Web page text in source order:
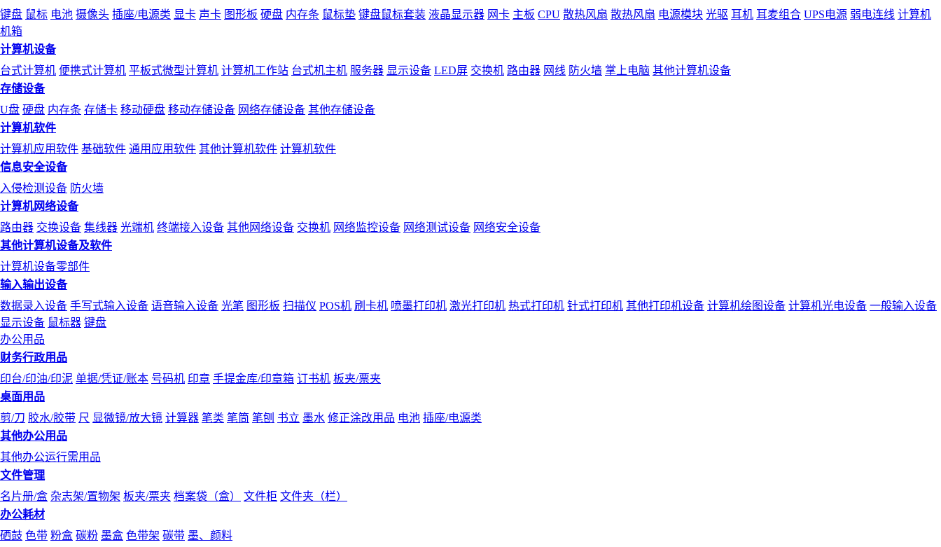
键盘 鼠标 电池 摄像头 插座/电源类 显卡 声卡 图形板 硬盘 内存条 鼠标垫 键盘鼠标套装 液晶显示器 网卡 主板 CPU 散热风扇 散热风扇 电源模块 光驱 耳机 耳麦组合 UPS电源 弱电连线 计算机
机箱
计算机设备
台式计算机 便携式计算机 平板式微型计算机 计算机工作站 台式机主机 服务器 显示设备 LED屏 交换机 路由器 网线 防火墙 掌上电脑 其他计算机设备
存储设备
U盘 硬盘 内存条 存储卡 移动硬盘 移动存储设备 网络存储设备 其他存储设备
计算机软件
计算机应用软件 基础软件 通用应用软件 其他计算机软件 计算机软件
信息安全设备
入侵检测设备 防火墙
计算机网络设备
路由器 交换设备 集线器 光端机 终端接入设备 其他网络设备 交换机 网络监控设备 网络测试设备 网络安全设备
其他计算机设备及软件
计算机设备零部件
输入输出设备
数据录入设备 手写式输入设备 语音输入设备 光笔 图形板 扫描仪 POS机 刷卡机 喷墨打印机 激光打印机 热式打印机 针式打印机 其他打印机设备 计算机绘图设备 计算机光电设备 一般输入设备
显示设备 鼠标器 键盘
办公用品
财务行政用品
印台/印油/印泥 单据/凭证/账本 号码机 印章 手提金库/印章箱 订书机 板夹/票夹
桌面用品
剪/刀 胶水/胶带 尺 显微镜/放大镜 计算器 笔类 笔筒 笔刨 书立 墨水 修正涂改用品 电池 插座/电源类
其他办公用品
其他办公运行需用品
文件管理
名片册/盒 杂志架/置物架 板夹/票夹 档案袋（盒） 文件柜 文件夹（栏）
办公耗材
硒鼓 色带 粉盒 碳粉 墨盒 色带架 碳带 墨、颜料